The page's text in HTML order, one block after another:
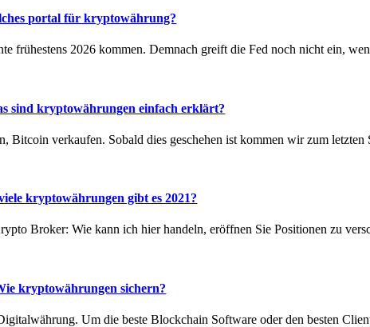
portal für kryptowährung?
frühestens 2026 kommen. Demnach greift die Fed noch nicht ein,
sind kryptowährungen einfach erklärt?
Bitcoin verkaufen. Sobald dies geschehen ist kommen wir zum letzten
kryptowährungen gibt es 2021?
Broker: Wie kann ich hier handeln, eröffnen Sie Positionen zu
kryptowährungen sichern?
Um die beste Blockchain Software oder den besten